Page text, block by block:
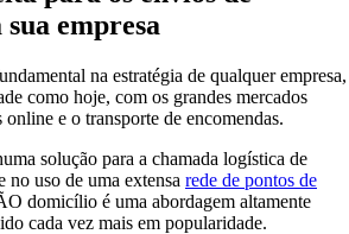
sua empresa
na estratégia de qualquer empresa,
como hoje, com os grandes mercados
e o transporte de encomendas.
solução para a chamada logística de
no uso de uma extensa rede de pontos de
domicílio é uma abordagem altamente
cada vez mais em popularidade.